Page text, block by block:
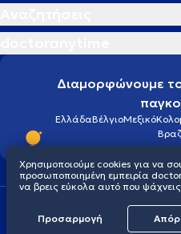
Διαμορφώνουμε
ΕλλάδαΒέλγιοΜεξικό
Πολιτική
© 2026
Χρησιμοποιούμε cookies για να
προσωποποιημένη εμπειρία
να βρεις εύκολα αυτό που
Προσαρμογή